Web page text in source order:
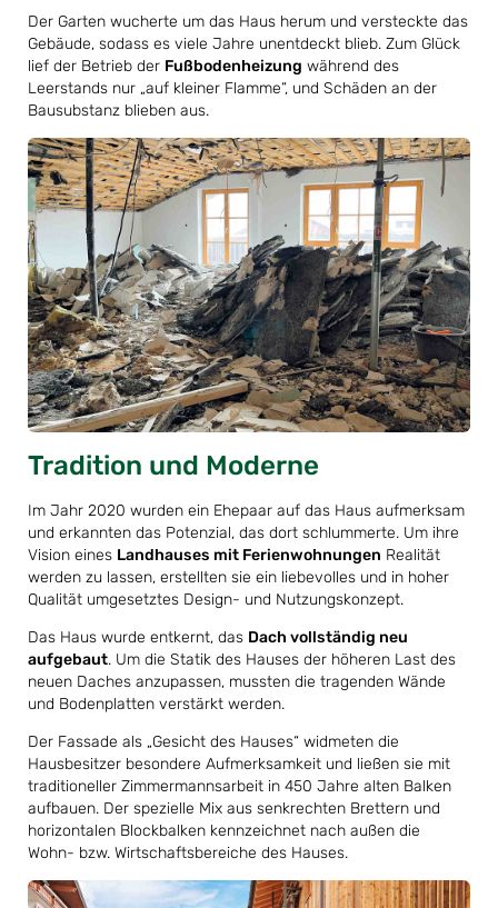
Der Garten wucherte um das Haus herum und versteckte das
Gebäude, sodass es viele Jahre unentdeckt blieb. Zum Glück
lief der Betrieb der Fußbodenheizung während des
Leerstands nur „auf kleiner Flamme“, und Schäden an der
Bausubstanz blieben aus.
Tradition und Moderne
Im Jahr 2020 wurden ein Ehepaar auf das Haus aufmerksam
und erkannten das Potenzial, das dort schlummerte. Um ihre
Vision eines Landhauses mit Ferienwohnungen Realität
werden zu lassen, erstellten sie ein liebevolles und in hoher
Qualität umgesetztes Design- und Nutzungskonzept.
Das Haus wurde entkernt, das Dach vollständig neu
aufgebaut. Um die Statik des Hauses der höheren Last des
neuen Daches anzupassen, mussten die tragenden Wände
und Bodenplatten verstärkt werden.
Der Fassade als „Gesicht des Hauses“ widmeten die
Hausbesitzer besondere Aufmerksamkeit und ließen sie mit
traditioneller Zimmermannsarbeit in 450 Jahre alten Balken
aufbauen. Der spezielle Mix aus senkrechten Brettern und
horizontalen Blockbalken kennzeichnet nach außen die
Wohn- bzw. Wirtschaftsbereiche des Hauses.